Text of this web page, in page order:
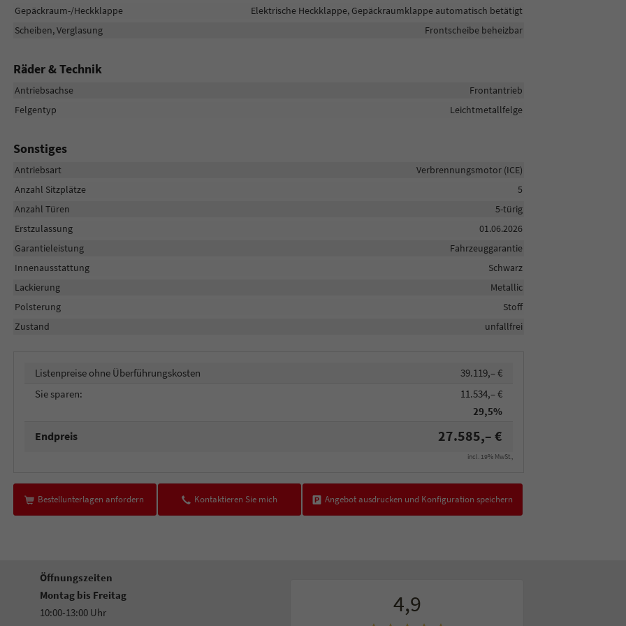
Gepäckraum-/Heckklappe
Elektrische Heckklappe, Gepäckraumklappe automatisch betätigt
Scheiben, Verglasung
Frontscheibe beheizbar
Räder & Technik
Antriebsachse
Frontantrieb
Felgentyp
Leichtmetallfelge
Sonstiges
Antriebsart
Verbrennungsmotor (ICE)
Anzahl Sitzplätze
5
Anzahl Türen
5-türig
Erstzulassung
01.06.2026
Garantieleistung
Fahrzeuggarantie
Innenausstattung
Schwarz
Lackierung
Metallic
Polsterung
Stoff
Zustand
unfallfrei
Listenpreise ohne Überführungskosten
39.119,– €
Sie sparen:
11.534,– €
29,5%
Endpreis 27.585,– €
incl. 19% MwSt.,
Bestellunterlagen anfordern Kontaktieren Sie mich Angebot ausdrucken und Konfiguration speichern
Öffnungszeiten
Montag bis Freitag
10:00-13:00 Uhr
4,9